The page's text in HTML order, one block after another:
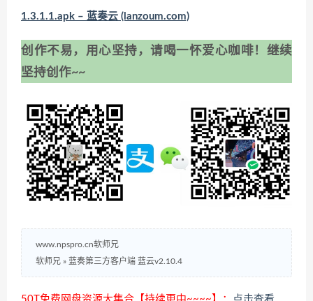
1.3.1.1.apk – 蓝奏云 (lanzoum.com)
创作不易，用心坚持，请喝一怀爱心咖啡！继续
坚持创作~~
www.npspro.cn软师兄
软师兄 » 蓝奏第三方客户端 蓝云v2.10.4